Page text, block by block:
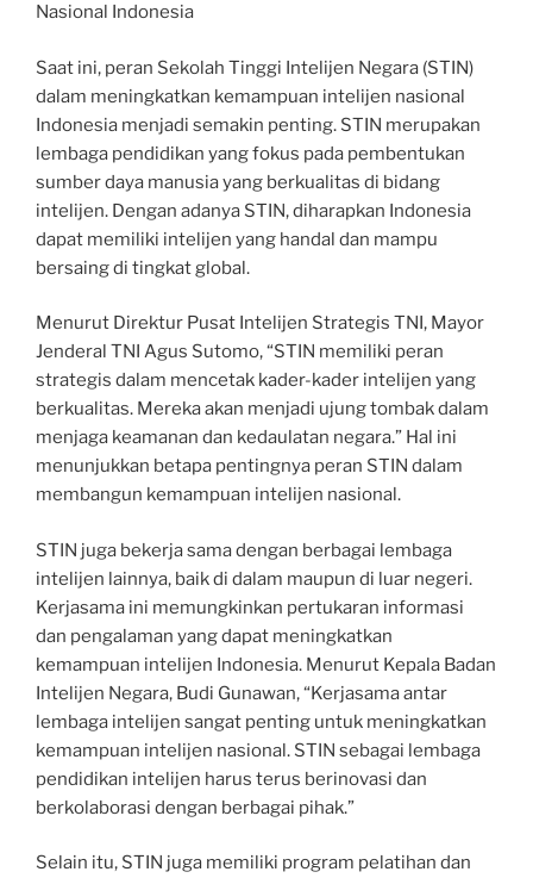
Nasional Indonesia
Saat ini, peran Sekolah Tinggi Intelijen Negara (STIN)
dalam meningkatkan kemampuan intelijen nasional
Indonesia menjadi semakin penting. STIN merupakan
lembaga pendidikan yang fokus pada pembentukan
sumber daya manusia yang berkualitas di bidang
intelijen. Dengan adanya STIN, diharapkan Indonesia
dapat memiliki intelijen yang handal dan mampu
bersaing di tingkat global.
Menurut Direktur Pusat Intelijen Strategis TNI, Mayor
Jenderal TNI Agus Sutomo, “STIN memiliki peran
strategis dalam mencetak kader-kader intelijen yang
berkualitas. Mereka akan menjadi ujung tombak dalam
menjaga keamanan dan kedaulatan negara.” Hal ini
menunjukkan betapa pentingnya peran STIN dalam
membangun kemampuan intelijen nasional.
STIN juga bekerja sama dengan berbagai lembaga
intelijen lainnya, baik di dalam maupun di luar negeri.
Kerjasama ini memungkinkan pertukaran informasi
dan pengalaman yang dapat meningkatkan
kemampuan intelijen Indonesia. Menurut Kepala Badan
Intelijen Negara, Budi Gunawan, “Kerjasama antar
lembaga intelijen sangat penting untuk meningkatkan
kemampuan intelijen nasional. STIN sebagai lembaga
pendidikan intelijen harus terus berinovasi dan
berkolaborasi dengan berbagai pihak.”
Selain itu, STIN juga memiliki program pelatihan dan